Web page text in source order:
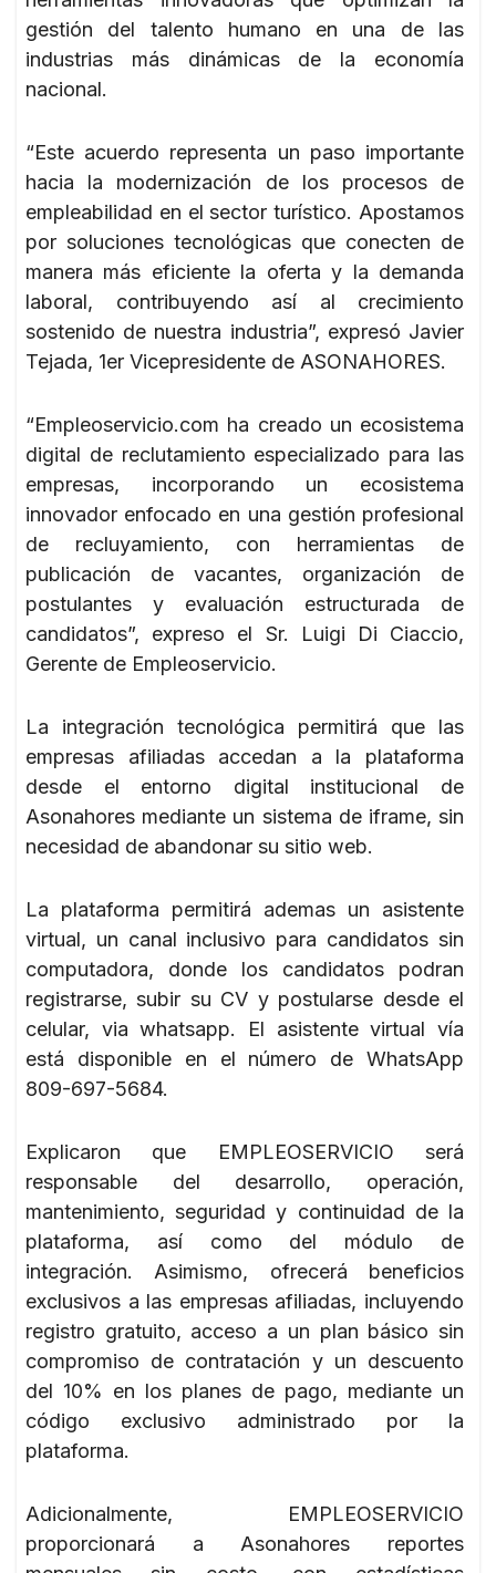
gestión del talento humano en una de las
industrias más dinámicas de la economía
nacional.
“Este acuerdo representa un paso importante
hacia la modernización de los procesos de
empleabilidad en el sector turístico. Apostamos
por soluciones tecnológicas que conecten de
manera más eficiente la oferta y la demanda
laboral, contribuyendo así al crecimiento
sostenido de nuestra industria”, expresó Javier
Tejada, 1er Vicepresidente de ASONAHORES.
“Empleoservicio.com ha creado un ecosistema
digital de reclutamiento especializado para las
empresas, incorporando un ecosistema
innovador enfocado en una gestión profesional
de recluyamiento, con herramientas de
publicación de vacantes, organización de
postulantes y evaluación estructurada de
candidatos”, expreso el Sr. Luigi Di Ciaccio,
Gerente de Empleoservicio.
La integración tecnológica permitirá que las
empresas afiliadas accedan a la plataforma
desde el entorno digital institucional de
Asonahores mediante un sistema de iframe, sin
necesidad de abandonar su sitio web.
La plataforma permitirá ademas un asistente
virtual, un canal inclusivo para candidatos sin
computadora, donde los candidatos podran
registrarse, subir su CV y postularse desde el
celular, via whatsapp. El asistente virtual vía
está disponible en el número de WhatsApp
809-697-5684.
Explicaron que EMPLEOSERVICIO será
responsable del desarrollo, operación,
mantenimiento, seguridad y continuidad de la
plataforma, así como del módulo de
integración. Asimismo, ofrecerá beneficios
exclusivos a las empresas afiliadas, incluyendo
registro gratuito, acceso a un plan básico sin
compromiso de contratación y un descuento
del 10% en los planes de pago, mediante un
código exclusivo administrado por la
plataforma.
Adicionalmente, EMPLEOSERVICIO
proporcionará a Asonahores reportes